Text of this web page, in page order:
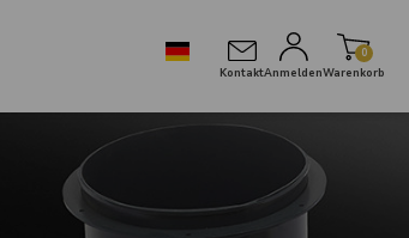
KontaktAnmelden
0
Warenkorb